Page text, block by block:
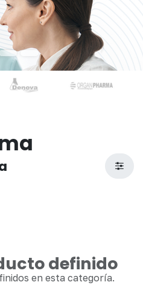
definido
en esta categoría.